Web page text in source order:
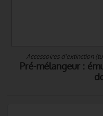
Accessoires d'extinction
Pré-mélangeur :